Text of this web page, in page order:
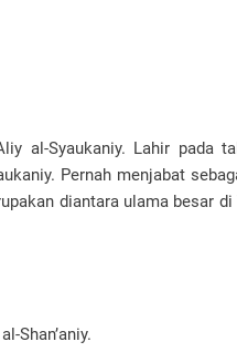
Syaukaniy. Lahir pada
Pernah menjabat
diantara ulama besar
Shan’aniy.